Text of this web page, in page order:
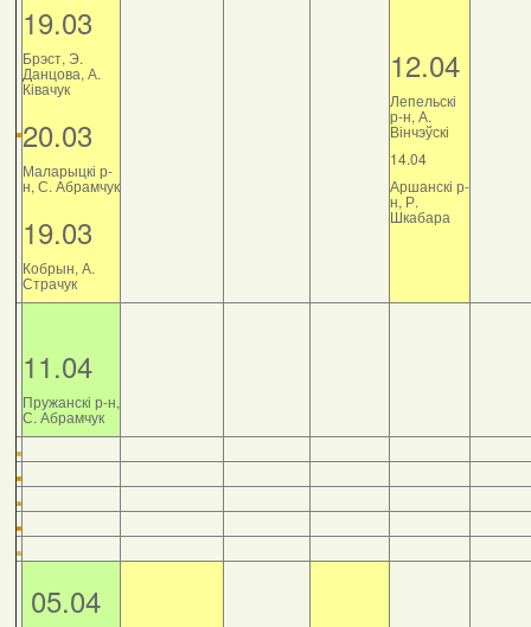
19.03
Брэст, Э.
Данцова, А.
Ківачук
20.03
Маларыцкі р-
н, С. Абрамчук
19.03
Кобрын, А.
Страчук
12.04
Лепельскі
р-н, А.
Вінчэўскі
14.04
Аршанскі р-
н, Р.
Шкабара
11.04
Пружанскі р-н,
С. Абрамчук
05.04